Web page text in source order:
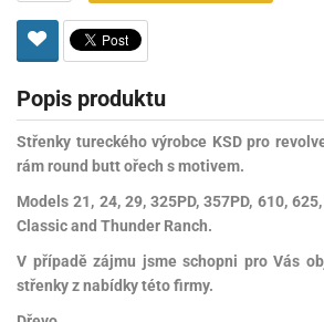
Popis produktu
Střenky tureckého výrobce KSD pro
rám round butt ořech s motivem.
Models 21, 24, 29, 325PD, 357PD, 610,
Classic and Thunder Ranch.
V případě zájmu jsme schopni pro Vás
střenky z nabídky této firmy.